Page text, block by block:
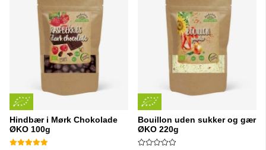
Hindbær i Mørk Chokolade
ØKO 100g
Bouillon uden sukker og gær
ØKO 220g